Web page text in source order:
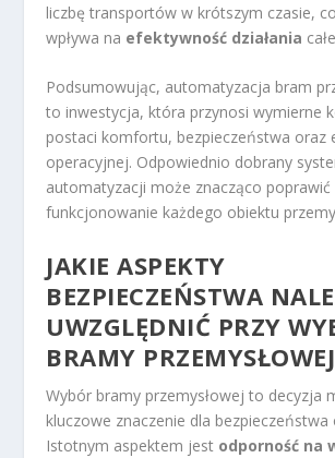
liczbę transportów w krótszym czasie,
wpływa na efektywność działania
Podsumowując, automatyzacja bram
to inwestycja, która przynosi wymierne
postaci komfortu, bezpieczeństwa oraz
operacyjnej. Odpowiednio dobrany
automatyzacji może znacząco poprawić
funkcjonowanie każdego obiektu
JAKIE ASPEKTY
BEZPIECZEŃSTWA
UWZGLĘDNIĆ PRZY
BRAMY
Wybór bramy przemysłowej to decyzja
kluczowe znaczenie dla bezpieczeństwa
Istotnym aspektem jest odporność na